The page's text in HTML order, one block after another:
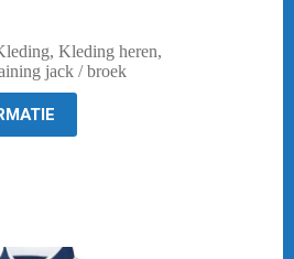
, Kleding heren,
jack / broek